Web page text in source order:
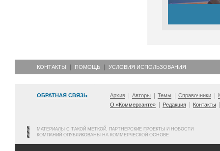
КОНТАКТЫ ПОМОЩЬ УСЛОВИЯ ИСПОЛЬЗОВАНИЯ
ОБРАТНАЯ СВЯЗЬ Архив Авторы Темы Справочники
О «Коммерсанте»
Редакция Контакты
МАТЕРИАЛЫ С ТАКОЙ МЕТКОЙ, ПАРТНЕРСКИЕ ПРОЕКТЫ И НОВОСТИ
КОМПАНИЙ ОПУБЛИКОВАНЫ НА КОММЕРЧЕСКОЙ ОСНОВЕ